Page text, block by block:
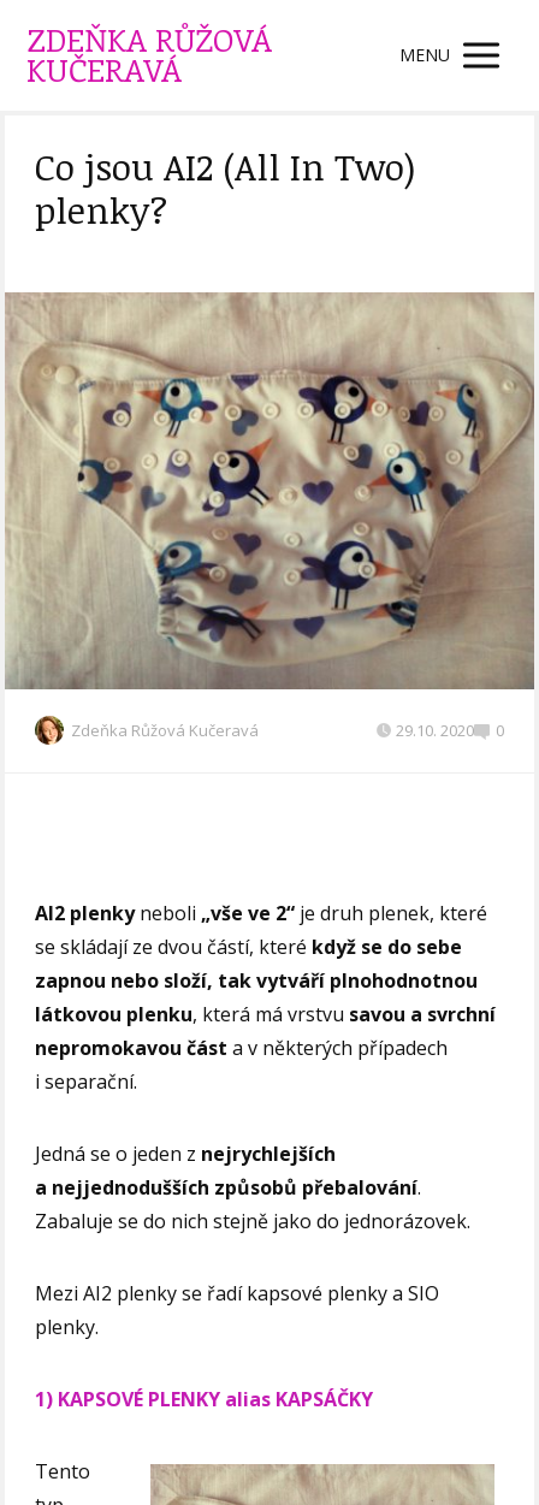
ZDEŇKA RŮŽOVÁ
KUČERAVÁ MENU
Co jsou AI2 (All In Two)
plenky?
Zdeňka Růžová Kučeravá 29.10. 2020 0
AI2 plenkyneboli „vše ve 2“ je druh plenek, které
se skládají ze dvou částí, které když se do sebe
zapnou nebo složí, tak vytváří plnohodnotnou
látkovou plenku, která má vrstvu savou a svrchní
nepromokavou část a v některých případech
i separační.
Jedná se o jeden z nejrychlejších
a nejjednodušších způsobů přebalování.
Zabaluje se do nich stejně jako do jednorázovek.
Mezi AI2 plenky se řadí kapsové plenky a SIO
plenky.
1) KAPSOVÉ PLENKY alias KAPSÁČKY
Tento